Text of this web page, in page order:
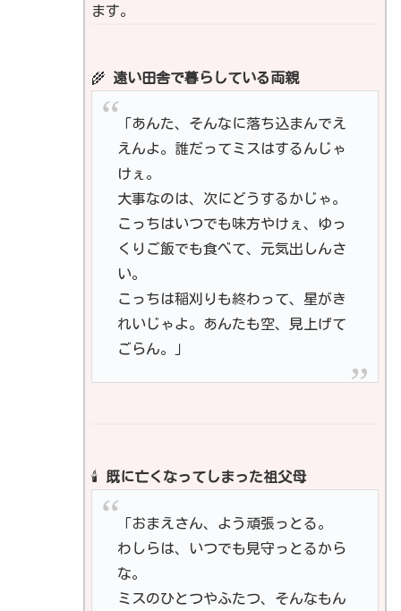
ます。
🌾 遠い田舎で暮らしている両親
「あんた、そんなに落ち込まんでえ
えんよ。誰だってミスはするんじゃ
けぇ。
大事なのは、次にどうするかじゃ。
こっちはいつでも味方やけぇ、ゆっ
くりご飯でも食べて、元気出しんさ
い。
こっちは稲刈りも終わって、星がき
れいじゃよ。あんたも空、見上げて
ごらん。」
🕯️ 既に亡くなってしまった祖父母
「おまえさん、よう頑張っとる。
わしらは、いつでも見守っとるから
な。
ミスのひとつやふたつ、そんなもん